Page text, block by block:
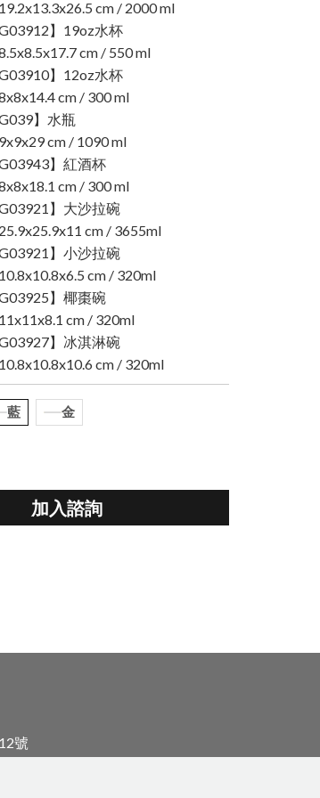
cm / 2000 ml
G03912】19oz水杯
cm / 550 ml
G03910】12oz水杯
cm / 300 ml
G039】水瓶
cm / 1090 ml
G03943】紅酒杯
cm / 300 ml
G03921】大沙拉碗
cm / 3655ml
G03921】小沙拉碗
cm / 320ml
G03925】椰棗碗
cm / 320ml
G03927】冰淇淋碗
cm / 320ml
藍 金
加入諮詢
號